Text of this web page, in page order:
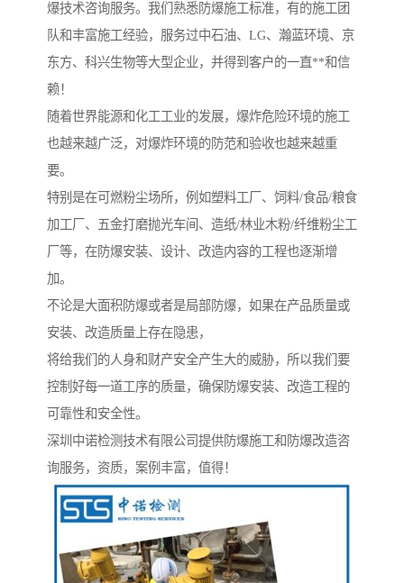
爆技术咨询服务。我们熟悉防爆施工标准，有的施工团
队和丰富施工经验，服务过中石油、LG、瀚蓝环境、京
东方、科兴生物等大型企业，并得到客户的一直**和信
赖！
随着世界能源和化工工业的发展，爆炸危险环境的施工
也越来越广泛，对爆炸环境的防范和验收也越来越重
要。
特别是在可燃粉尘场所，例如塑料工厂、饲料/食品/粮食
加工厂、五金打磨抛光车间、造纸/林业木粉/纤维粉尘工
厂等，在防爆安装、设计、改造内容的工程也逐渐增
加。
不论是大面积防爆或者是局部防爆，如果在产品质量或
安装、改造质量上存在隐患，
将给我们的人身和财产安全产生大的威胁，所以我们要
控制好每一道工序的质量，确保防爆安装、改造工程的
可靠性和安全性。
深圳中诺检测技术有限公司提供防爆施工和防爆改造咨
询服务，资质，案例丰富，值得！